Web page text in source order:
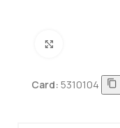
Card: 5310104